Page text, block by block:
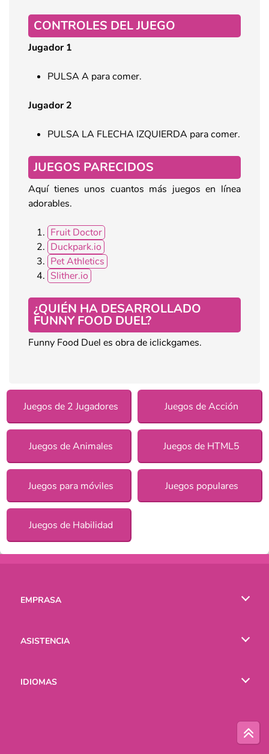
CONTROLES DEL JUEGO
Jugador 1
PULSA A para comer.
Jugador 2
PULSA LA FLECHA IZQUIERDA para comer.
JUEGOS PARECIDOS
Aquí tienes unos cuantos más juegos en línea
adorables.
Fruit Doctor
Duckpark.io
Pet Athletics
Slither.io
¿QUIÉN HA DESARROLLADO
FUNNY FOOD DUEL?
Funny Food Duel es obra de iclickgames.
Juegos de 2 Jugadores Juegos de Acción
Juegos de Animales Juegos de HTML5
Juegos para móviles Juegos populares
Juegos de Habilidad
EMPRASA
ASISTENCIA
IDIOMAS